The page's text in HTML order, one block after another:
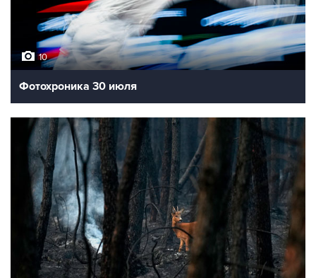
10
Фотохроника 30 июля